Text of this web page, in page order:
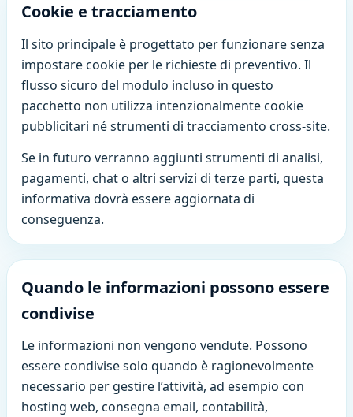
Cookie e tracciamento
Il sito principale è progettato per funzionare senza
impostare cookie per le richieste di preventivo. Il
flusso sicuro del modulo incluso in questo
pacchetto non utilizza intenzionalmente cookie
pubblicitari né strumenti di tracciamento cross-site.
Se in futuro verranno aggiunti strumenti di analisi,
pagamenti, chat o altri servizi di terze parti, questa
informativa dovrà essere aggiornata di
conseguenza.
Quando le informazioni possono essere
condivise
Le informazioni non vengono vendute. Possono
essere condivise solo quando è ragionevolmente
necessario per gestire l’attività, ad esempio con
hosting web, consegna email, contabilità,